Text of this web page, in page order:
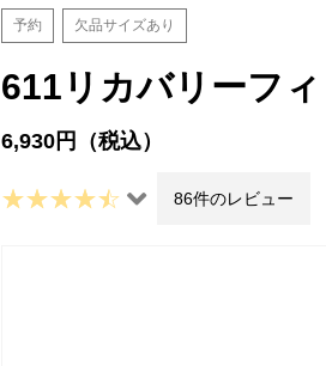
予約 欠品サイズあり
611リカバリーフ
6,930円（税込）
86件のレビュー